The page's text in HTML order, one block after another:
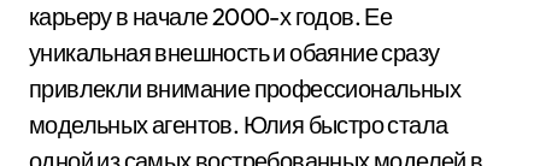
карьеру в начале 2000-х годов. Ее
уникальная внешность и обаяние сразу
привлекли внимание профессиональных
модельных агентов. Юлия быстро стала